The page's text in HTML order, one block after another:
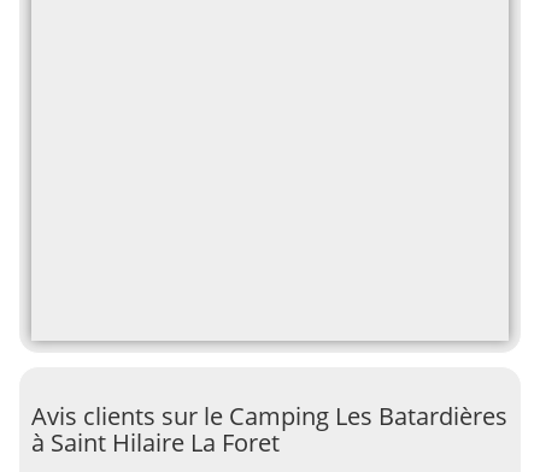
Avis clients sur le Camping Les Batardières
à Saint Hilaire La Foret